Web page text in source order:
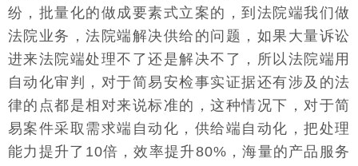
纷，批量化的做成要素式立案的，到法院端我们做
法院业务，法院端解决供给的问题，如果大量诉讼
进来法院端处理不了还是解决不了，所以法院端用
自动化审判，对于简易安检事实证据还有涉及的法
律的点都是相对来说标准的，这种情况下，对于简
易案件采取需求端自动化，供给端自动化，把处理
能力提升了10倍，效率提升80%，海量的产品服务